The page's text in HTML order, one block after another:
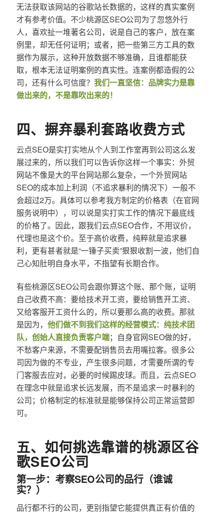
无法获取该网站的谷歌站长数据的，这样的真实案例
才有参考价值。不少桃源区SEO公司为了忽悠外行
人，喜欢扯一堆著名公司，说是自己的客户，放在案
例里，却无任何证明；或者，把一些第三方工具的数
据作为展示，这种开放数据不够准确，且谁都能获
取，根本无法证明案例的真实性。连案例都造假的公
司，还有什么可信度？ 我们一直坚信：品牌实力是靠
做出来的，不是靠吹出来的！
四、摒弃暴利套路收费方式
云点SEO是实打实地从个人到工作室再到公司这么发
展过来的，所以我们可以告诉你这样一个事实：外贸
网站不像是大的平台网站那么复杂，一个外贸网站
SEO的成本加上利润（不追求暴利的情况下）一般不
会超过2万。具体可以参考我方制定的价格表（在官网
服务说明中），可以说是实打实工作的情况下最底线
的价格了。因此，跟我们云点SEO合作，不用议价，
代理也是这个价。至于高价收费，纯粹就是追求暴
利，更有甚者就是“一锤子买卖”狠狠收割一波，他们自
己心知肚明自身水平，不指望有长期合作。
有些桃源区SEO公司会跟你算这个账、那个账，证明
自己收费不高：要给技术开工资，要给销售开工资、
又给客服开工资什么的，所以要那么高的收费。那就
是因为， 他们做不到我们这样的经营模式：纯技术团
队，创始人直接负责客户端；自身官网SEO做的好，
不愁客户来源，不需要配销售员去用嘴拉客。很多公
司因为做的不专业，产生很多问题，才需要所谓的专
门客服去应对，必要的时候踢皮球。而且，云点SEO
在理念中就是追求长远发展，而不是追求一时暴利的
公司；价格制定的标准就是能够保持公司正常运营即
可。
五、如何挑选靠谱的桃源区谷
歌SEO公司
第一步：考察SEO公司的品行（谁诚
实？）
品行都不行的公司，更别指望它能提供真正有价值的